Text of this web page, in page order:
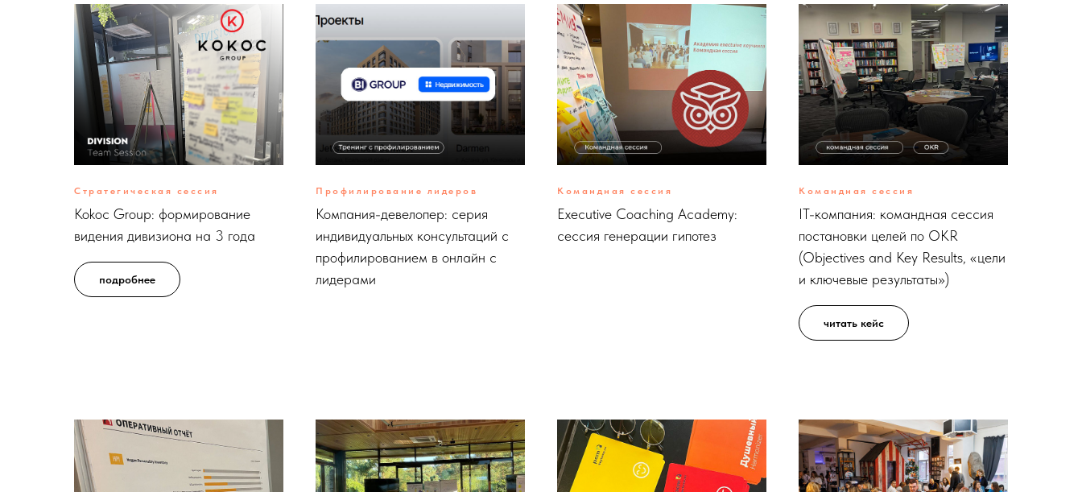
Стратегическая сессия
Kokoc Group: формирование
видения дивизиона на 3 года
подробнее
Профилирование лидеров
Компания-девелопер: серия
индивидуальных консультаций с
профилированием в онлайн с
лидерами
Командная сессия
Executive Coaching Academy:
сессия генерации гипотез
Командная сессия
IT-компания: командная сессия
постановки целей по OKR
(Objectives and Key Results, «цели
и ключевые результаты»)
читать кейс